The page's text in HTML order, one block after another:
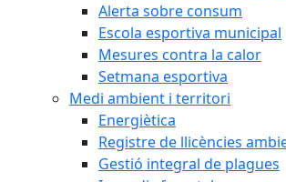
Alerta sobre consum
Escola esportiva municipal
Mesures contra la calor
Setmana esportiva
Medi ambient i territori
Energiètica
Registre de llicències
Gestió integral de plagues